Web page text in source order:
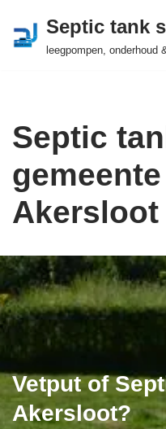
Ga
Septic tank
leegpompen, onderhoud
Septic
Akersloot
Vetput of
Akersloot?